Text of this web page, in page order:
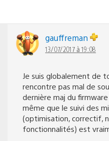
gauffreman
13/07/2017 à 19:08
Je suis globalement de
rencontre pas mal de
dernière maj du
même que le suivi des
(optimisation, correctif,
fonctionnalités) est